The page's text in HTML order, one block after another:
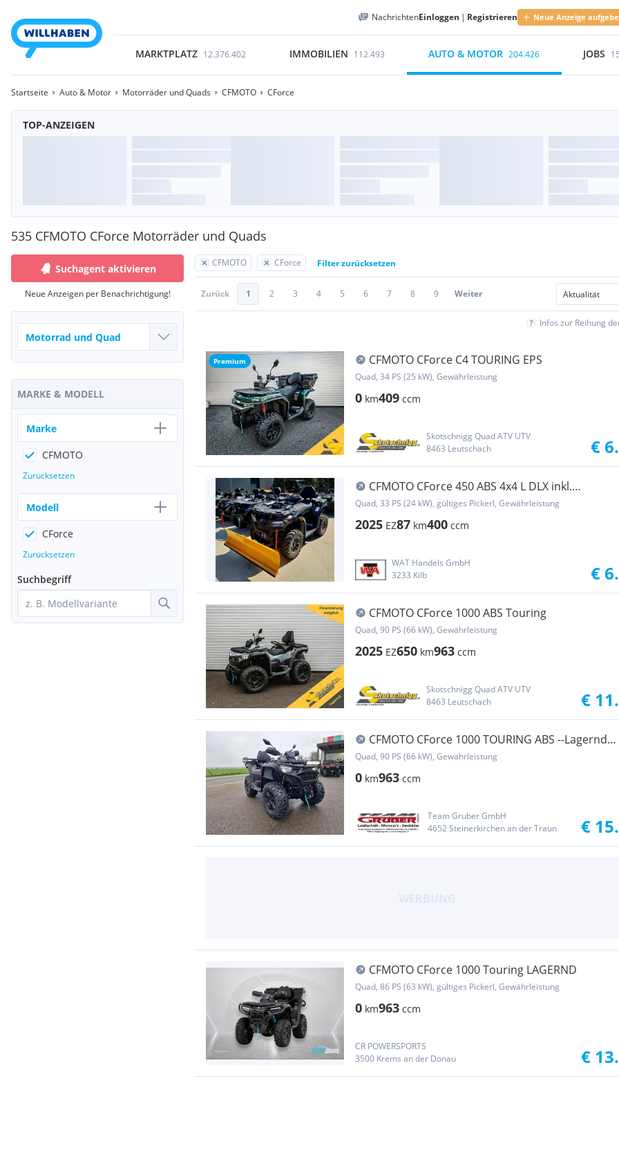
NachrichtenEinloggen | Registrieren Neue Anzeige
MARKTPLATZ 12.376.402 IMMOBILIEN 112.493 AUTO & MOTOR 204.426 JOBS
Startseite Auto & Motor Motorräder und Quads CFMOTO CForce
TOP-ANZEIGEN
535 CFMOTO CForce Motorräder und Quads
CFMOTO CForce Filter zurücksetzen
Zurück 1 2 3 4 5 6 7 8 9 Weiter
Infos zur Reihung
Premium CFMOTO CForce C4 TOURING EPS
Quad, 34 PS (25 kW), Gewährleistung
0 km409 ccm
Skotschnigg Quad ATV UTV
8463 Leutschach
€
CFMOTO CForce 450 ABS 4x4 L DLX inkl.
Schneeschild 150cm
Quad, 33 PS (24 kW), gültiges Pickerl, Gewährleistung
2025 EZ87 km400 ccm
WAT Handels GmbH
3233 Kilb
€
CFMOTO CForce 1000 ABS Touring
Quad, 90 PS (66 kW), Gewährleistung
2025 EZ650 km963 ccm
Skotschnigg Quad ATV UTV
8463 Leutschach
€
CFMOTO CForce 1000 TOURING ABS --Lagernd-
JägerEdition
Quad, 90 PS (66 kW), Gewährleistung
0 km963 ccm
Team Gruber GmbH
4652 Steinerkirchen an der Traun
€
CFMOTO CForce 1000 Touring LAGERND
Quad, 86 PS (63 kW), gültiges Pickerl, Gewährleistung
0 km963 ccm
CR POWERSPORTS
3500 Krems an der Donau
€
Suchagent aktivieren
Neue Anzeigen per Benachrichtigung!
MARKE & MODELL
Marke
CFMOTO
Zurücksetzen
Modell
CForce
Zurücksetzen
Suchbegriff